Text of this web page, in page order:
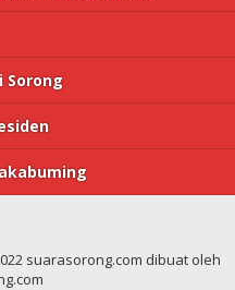
Sorong
suarasorong.com dibuat oleh